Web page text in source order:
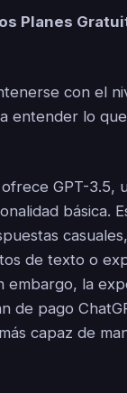
Planes
con el
entender lo
GPT-3.5,
básica.
de texto o
embargo, la
de pago
capaz de